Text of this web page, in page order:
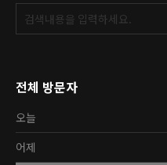
전체 방문자
오늘
어제